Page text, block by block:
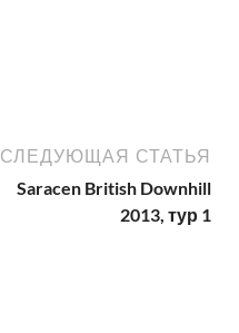
СЛЕДУЮЩАЯ СТАТЬЯ
Saracen British Downhill
2013, тур 1